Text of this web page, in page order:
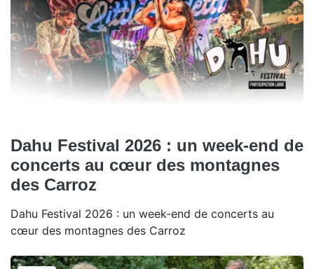
Dahu Festival 2026 : un week-end de
concerts au cœur des montagnes
des Carroz
Dahu Festival 2026 : un week-end de concerts au
cœur des montagnes des Carroz